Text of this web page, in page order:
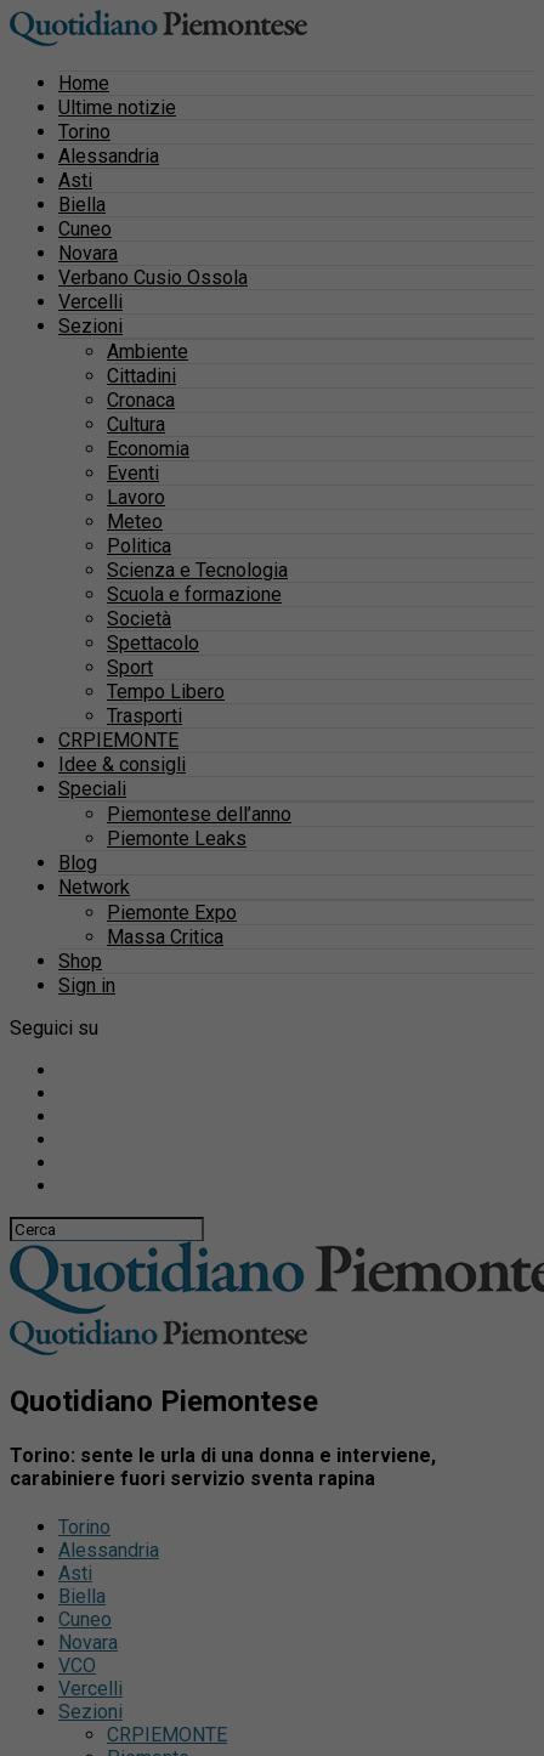
Home
Ultime notizie
Torino
Alessandria
Asti
Biella
Cuneo
Novara
Verbano Cusio Ossola
Vercelli
Sezioni
Ambiente
Cittadini
Cronaca
Cultura
Economia
Eventi
Lavoro
Meteo
Politica
Scienza e Tecnologia
Scuola e formazione
Società
Spettacolo
Sport
Tempo Libero
Trasporti
CRPIEMONTE
Idee & consigli
Speciali
Piemontese dell’anno
Piemonte Leaks
Blog
Network
Piemonte Expo
Massa Critica
Shop
Sign in
Seguici su
Quotidiano Piemontese
Torino: sente le urla di una donna e interviene,
carabiniere fuori servizio sventa rapina
Torino
Alessandria
Asti
Biella
Cuneo
Novara
VCO
Vercelli
Sezioni
CRPIEMONTE